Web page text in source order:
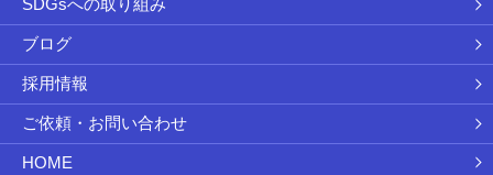
SDGsへの取り組み
ブログ
採用情報
ご依頼・お問い合わせ
HOME